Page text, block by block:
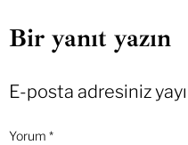
Bir yanıt yazın
E-posta adresiniz
Yorum *